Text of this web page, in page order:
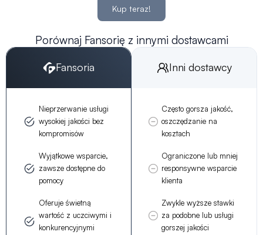
Kup teraz!
Porównaj Fansorię z innymi dostawcami
Fansoria
Nieprzerwanie usługi
wysokiej jakości bez
kompromisów
Wyjątkowe wsparcie,
zawsze dostępne do
pomocy
Oferuje świetną
wartość z uczciwymi i
konkurencyjnymi
Inni dostawcy
Często gorsza jakość,
oszczędzanie na
kosztach
Ograniczone lub mniej
responsywne wsparcie
klienta
Zwykle wyższe stawki
za podobne lub usługi
gorszej jakości